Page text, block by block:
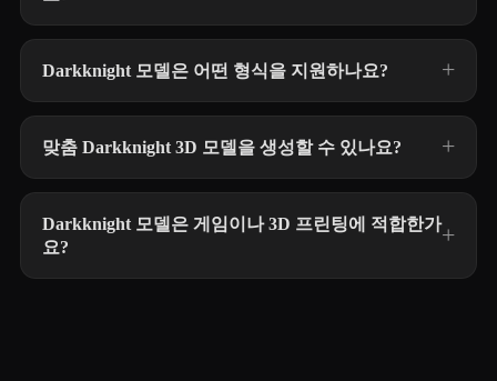
Darkknight 모델은 어떤 형식을 지원하나요?
맞춤 Darkknight 3D 모델을 생성할 수 있나요?
Darkknight 모델은 게임이나 3D 프린팅에 적합한가
요?